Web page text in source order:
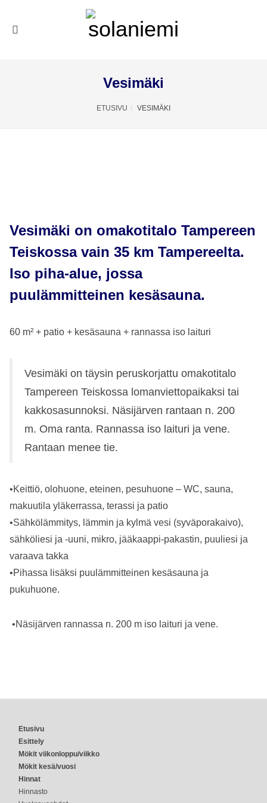
Vesimäki
ETUSIVU VESIMÄKI
Vesimäki on omakotitalo Tampereen
Teiskossa vain 35 km Tampereelta.
Iso piha-alue, jossa
puulämmitteinen kesäsauna.
60 m² + patio + kesäsauna + rannassa iso laituri
Vesimäki on täysin peruskorjattu omakotitalo
Tampereen Teiskossa lomanviettopaikaksi tai
kakkosasunnoksi. Näsijärven rantaan n. 200
m. Oma ranta. Rannassa iso laituri ja vene.
Rantaan menee tie.
•Keittiö, olohuone, eteinen, pesuhuone – WC, sauna,
makuutila yläkerrassa, terassi ja patio
•Sähkölämmitys, lämmin ja kylmä vesi (syväporakaivo),
sähköliesi ja -uuni, mikro, jääkaappi-pakastin, puuliesi ja
varaava takka
•Pihassa lisäksi puulämmitteinen kesäsauna ja
pukuhuone.
•Näsijärven rannassa n. 200 m iso laituri ja vene.
Etusivu
Esittely
Mökit viikonloppu/viikko
Mökit kesä/vuosi
Hinnat
Hinnasto